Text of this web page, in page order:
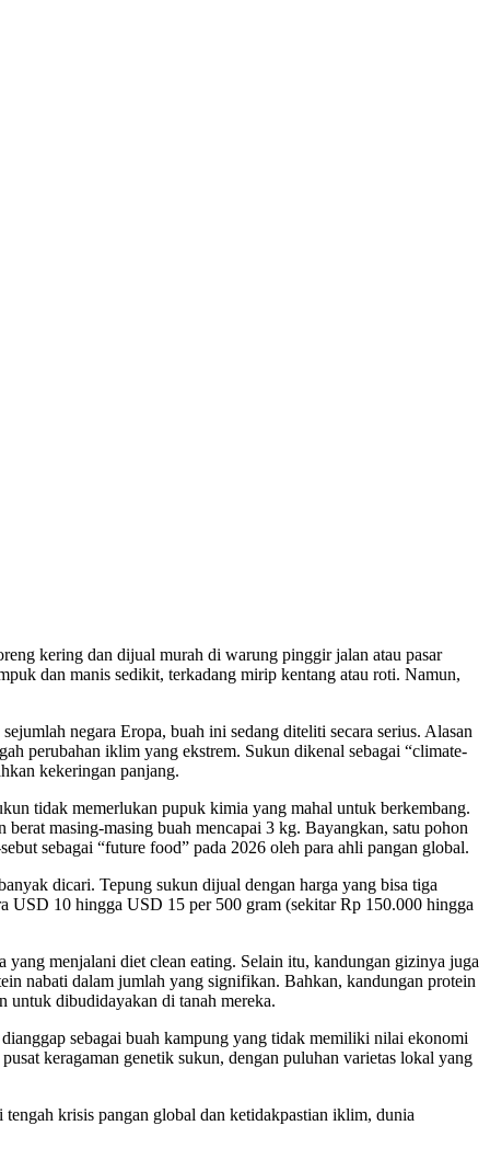
kering dan dijual murah di warung pinggir jalan atau pasar
dan manis sedikit, terkadang mirip kentang atau roti. Namun,
negara Eropa, buah ini sedang diteliti secara serius. Alasan
perubahan iklim yang ekstrem. Sukun dikenal sebagai “climate-
kekeringan panjang.
tidak memerlukan pupuk kimia yang mahal untuk berkembang.
masing-masing buah mencapai 3 kg. Bayangkan, satu pohon
sebagai “future food” pada 2026 oleh para ahli pangan global.
dicari. Tepung sukun dijual dengan harga yang bisa tiga
USD 10 hingga USD 15 per 500 gram (sekitar Rp 150.000 hingga
yang menjalani diet clean eating. Selain itu, kandungan gizinya juga
nabati dalam jumlah yang signifikan. Bahkan, kandungan protein
untuk dibudidayakan di tanah mereka.
sebagai buah kampung yang tidak memiliki nilai ekonomi
keragaman genetik sukun, dengan puluhan varietas lokal yang
krisis pangan global dan ketidakpastian iklim, dunia